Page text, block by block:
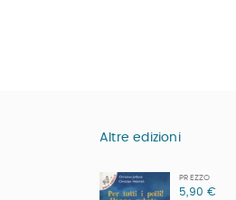
Altre edizioni
PREZZO
5,90 €